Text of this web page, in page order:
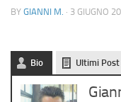
Recensioni
Privacy
Cerca
BY GIANNI M. · 3 GIUGNO
Bio Ultimi Post